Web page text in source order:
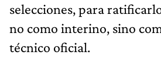
selecciones, para
no como interino, sino
técnico oficial.